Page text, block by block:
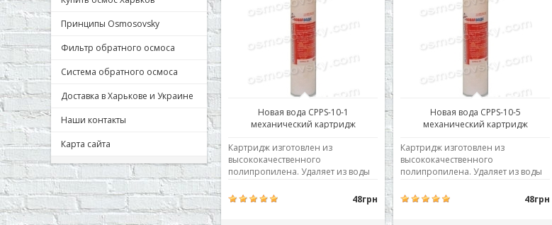
Принципы Osmosovsky
Фильтр обратного осмоса
Система обратного осмоса
Доставка в Харькове и Украине
Наши контакты
Карта сайта
для коррекции вкуса и запа..
Новая вода CPPS-10-1
механический картридж
Картридж изготовлен из
высококачественного
полипропилена. Удаляет из воды
глину, ил, взвеси и другие
механические примеси. Улучшает
48грн
Новая вода CPPS-10-5
механический картридж
Картридж изготовлен из
высококачественного
полипропилена. Удаляет из воды
глину, ил, взвеси и другие
механические примеси. Улучшает
48грн